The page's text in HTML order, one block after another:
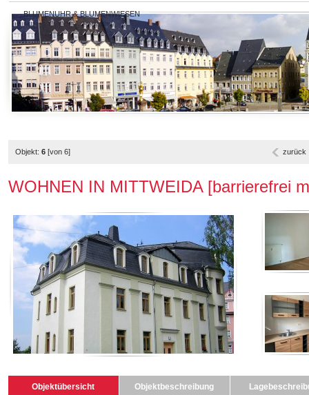
BLUMENUHR & BLUMENWIESEN
Objekt: 6 [von 6] zurück
WOHNEN IN MITTWEIDA [barrierefrei
Objektübersicht Objektbeschreibung